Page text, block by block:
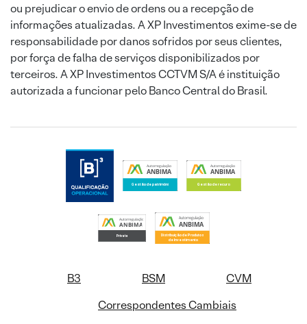
ou prejudicar o envio de ordens ou a recepção de
informações atualizadas. A XP Investimentos exime-se de
responsabilidade por danos sofridos por seus clientes,
por força de falha de serviços disponibilizados por
terceiros. A XP Investimentos CCTVM S/A é instituição
autorizada a funcionar pelo Banco Central do Brasil.
B3 BSM
CVM
Correspondentes Cambiais